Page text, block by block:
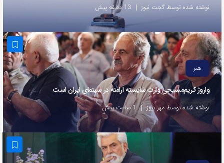
زیر
این
صفحه
را
با
دوستان
خود
به
اشتراک
نوشته شده توسط گجت نیوز 13 دقیقه پیش
هنر
واروژ کریم‌مسیحی وارث شایسته ارامنه در سینمای ایران است
نوشته شده توسط مهر نیوز 1 ساعت پیش